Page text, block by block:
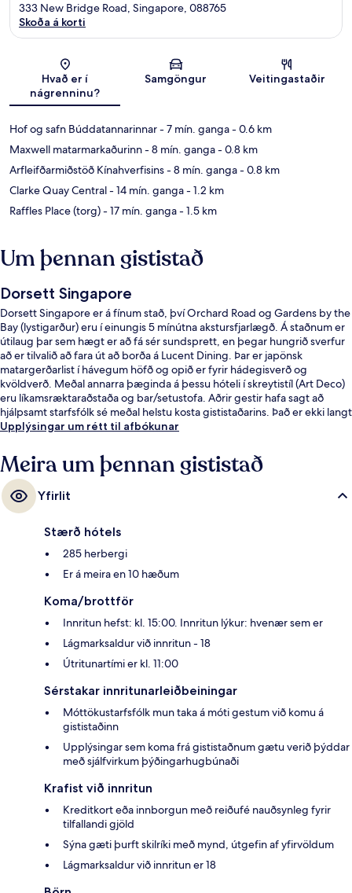
Kort
333 New Bridge Road, Singapore, 088765
Skoða á korti
Hvað er í
nágrenninu?
Samgöngur Veitingastaðir
Hof og safn Búddatannarinnar- 7 mín. ganga- 0.6 km
Maxwell matarmarkaðurinn- 8 mín. ganga- 0.8 km
Arfleifðarmiðstöð Kínahverfisins- 8 mín. ganga- 0.8 km
Clarke Quay Central- 14 mín. ganga- 1.2 km
Raffles Place (torg)- 17 mín. ganga- 1.5 km
Um þennan gististað
Dorsett Singapore
Dorsett Singapore er á fínum stað, því Orchard Road og Gardens by the
Bay (lystigarður) eru í einungis 5 mínútna akstursfjarlægð. Á staðnum er
útilaug þar sem hægt er að fá sér sundsprett, en þegar hungrið sverfur
að er tilvalið að fara út að borða á Lucent Dining. Þar er japönsk
matargerðarlist í hávegum höfð og opið er fyrir hádegisverð og
kvöldverð. Meðal annarra þæginda á þessu hóteli í skreytistíl (Art Deco)
eru líkamsræktaraðstaða og bar/setustofa. Aðrir gestir hafa sagt að
hjálpsamt starfsfólk sé meðal helstu kosta gististaðarins. Það er ekki langt
að fara til að komast í almenningssamgöngur: Outram Park lestarstöðin
Upplýsingar um rétt til afbókunar
Meira um þennan gististað
Yfirlit
Stærð hótels
285 herbergi
Er á meira en 10 hæðum
Koma/brottför
Innritun hefst: kl. 15:00. Innritun lýkur: hvenær sem er
Lágmarksaldur við innritun - 18
Útritunartími er kl. 11:00
Sérstakar innritunarleiðbeiningar
Móttökustarfsfólk mun taka á móti gestum við komu á
gististaðinn
Upplýsingar sem koma frá gististaðnum gætu verið þýddar
með sjálfvirkum þýðingarhugbúnaði
Krafist við innritun
Kreditkort eða innborgun með reiðufé nauðsynleg fyrir
tilfallandi gjöld
Sýna gæti þurft skilríki með mynd, útgefin af yfirvöldum
Lágmarksaldur við innritun er 18